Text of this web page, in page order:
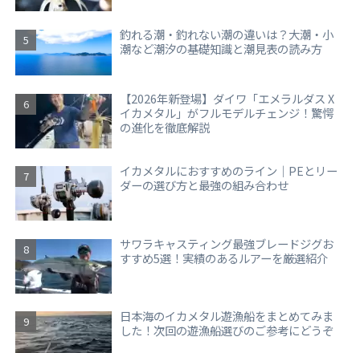
釣れる潮・釣れない潮の違いは？大潮・小
潮など潮汐の基礎知識と潮見表の読み方
【2026年新登場】ダイワ「エメラルダス X
イカメタル」がフルモデルチェンジ！驚愕
の進化を徹底解説
イカメタルにおすすめのライン｜PEとリー
ダーの選び方と最強の組み合わせ
サワラキャスティング最強ブレードジグお
すすめ5選！実績のあるルアーを厳選紹介
日本海のイカメタル遊漁船をまとめてみま
した！次回の遊漁船選びのご参考にどうぞ